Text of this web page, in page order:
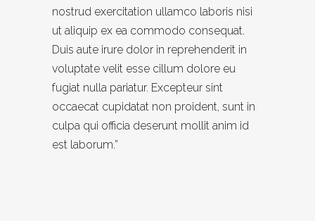
nostrud exercitation ullamco laboris nisi
ut aliquip ex ea commodo consequat.
Duis aute irure dolor in reprehenderit in
voluptate velit esse cillum dolore eu
fugiat nulla pariatur. Excepteur sint
occaecat cupidatat non proident, sunt in
culpa qui officia deserunt mollit anim id
est laborum.”